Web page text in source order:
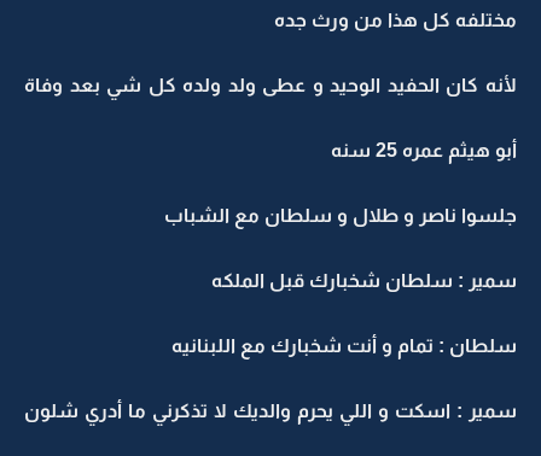
مختلفه كل هذا من ورث جده
لأنه كان الحفيد الوحيد و عطى ولد ولده كل شي بعد وفاة
أبو هيثم عمره 25 سنه
جلسوا ناصر و طلال و سلطان مع الشباب
سمير : سلطان شخبارك قبل الملكه
سلطان : تمام و أنت شخبارك مع اللبنانيه
سمير : اسكت و اللي يحرم والديك لا تذكرني ما أدري شلون